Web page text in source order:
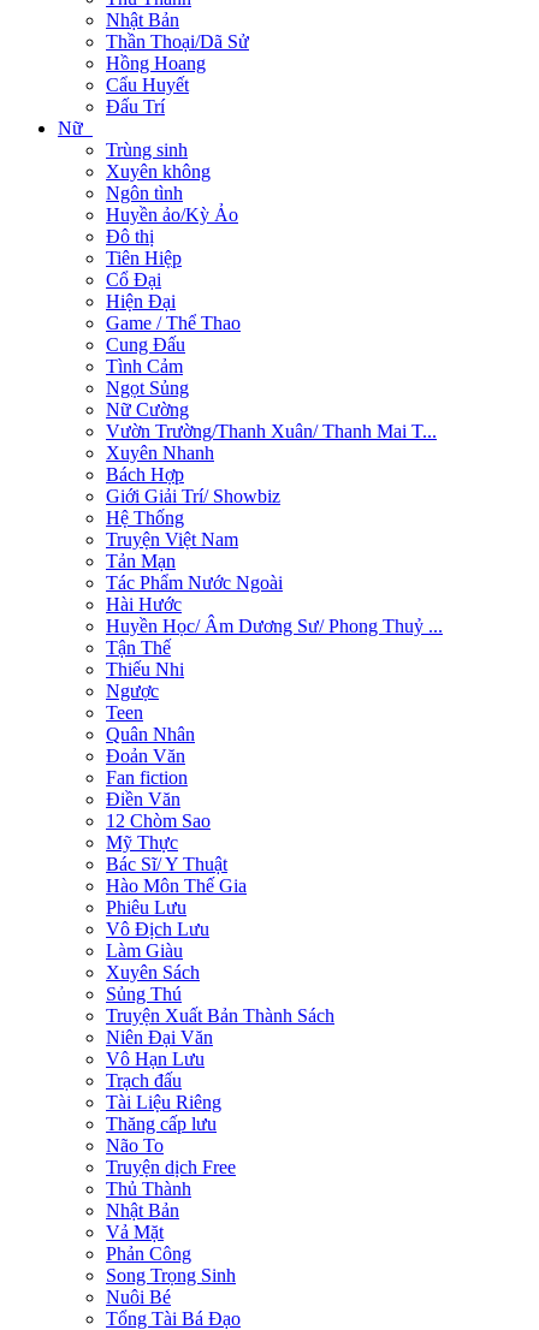
Nhật Bản
Thần Thoại/Dã Sử
Hồng Hoang
Cẩu Huyết
Đấu Trí
Nữ
Trùng sinh
Xuyên không
Ngôn tình
Huyền ảo/Kỳ Ảo
Đô thị
Tiên Hiệp
Cổ Đại
Hiện Đại
Game / Thể Thao
Cung Đấu
Tình Cảm
Ngọt Sủng
Nữ Cường
Vườn Trường/Thanh Xuân/ Thanh Mai T...
Xuyên Nhanh
Bách Hợp
Giới Giải Trí/ Showbiz
Hệ Thống
Truyện Việt Nam
Tản Mạn
Tác Phẩm Nước Ngoài
Hài Hước
Huyền Học/ Âm Dương Sư/ Phong Thuỷ ...
Tận Thế
Thiếu Nhi
Ngược
Teen
Quân Nhân
Đoản Văn
Fan fiction
Điền Văn
12 Chòm Sao
Mỹ Thực
Bác Sĩ/ Y Thuật
Hào Môn Thế Gia
Phiêu Lưu
Vô Địch Lưu
Làm Giàu
Xuyên Sách
Sủng Thú
Truyện Xuất Bản Thành Sách
Niên Đại Văn
Vô Hạn Lưu
Trạch đấu
Tài Liệu Riêng
Thăng cấp lưu
Não To
Truyện dịch Free
Thủ Thành
Nhật Bản
Vả Mặt
Phản Công
Song Trọng Sinh
Nuôi Bé
Tổng Tài Bá Đạo